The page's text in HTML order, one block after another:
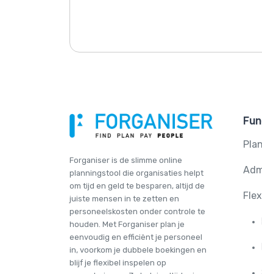
Forganiser is de slimme online
plannings­tool die organisaties helpt
om tijd en geld te besparen, altijd de
juiste mensen in te zetten en
personeelskosten onder controle te
houden. Met Forganiser plan je
eenvoudig en efficiënt je personeel
in, voorkom je dubbele boekingen en
blijf je flexibel inspelen op